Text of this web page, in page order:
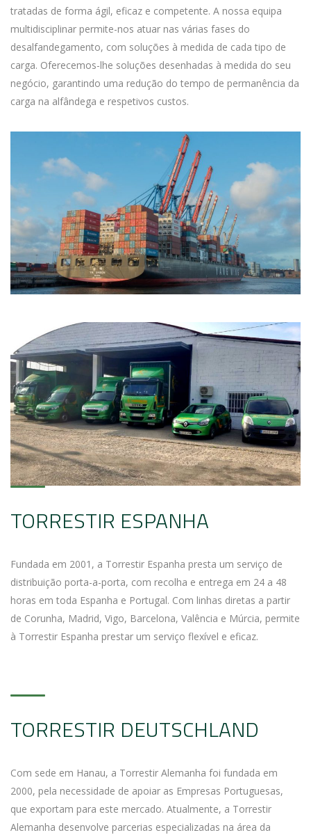
tratadas de forma ágil, eficaz e competente. A nossa equipa
multidisciplinar permite-nos atuar nas várias fases do
desalfandegamento, com soluções à medida de cada tipo de
carga. Oferecemos-lhe soluções desenhadas à medida do seu
negócio, garantindo uma redução do tempo de permanência da
carga na alfândega e respetivos custos.
TORRESTIR ESPANHA
Fundada em 2001, a Torrestir Espanha presta um serviço de
distribuição porta-a-porta, com recolha e entrega em 24 a 48
horas em toda Espanha e Portugal. Com linhas diretas a partir
de Corunha, Madrid, Vigo, Barcelona, Valência e Múrcia, permite
à Torrestir Espanha prestar um serviço flexível e eficaz.
TORRESTIR DEUTSCHLAND
Com sede em Hanau, a Torrestir Alemanha foi fundada em
2000, pela necessidade de apoiar as Empresas Portuguesas,
que exportam para este mercado. Atualmente, a Torrestir
Alemanha desenvolve parcerias especializadas na área da